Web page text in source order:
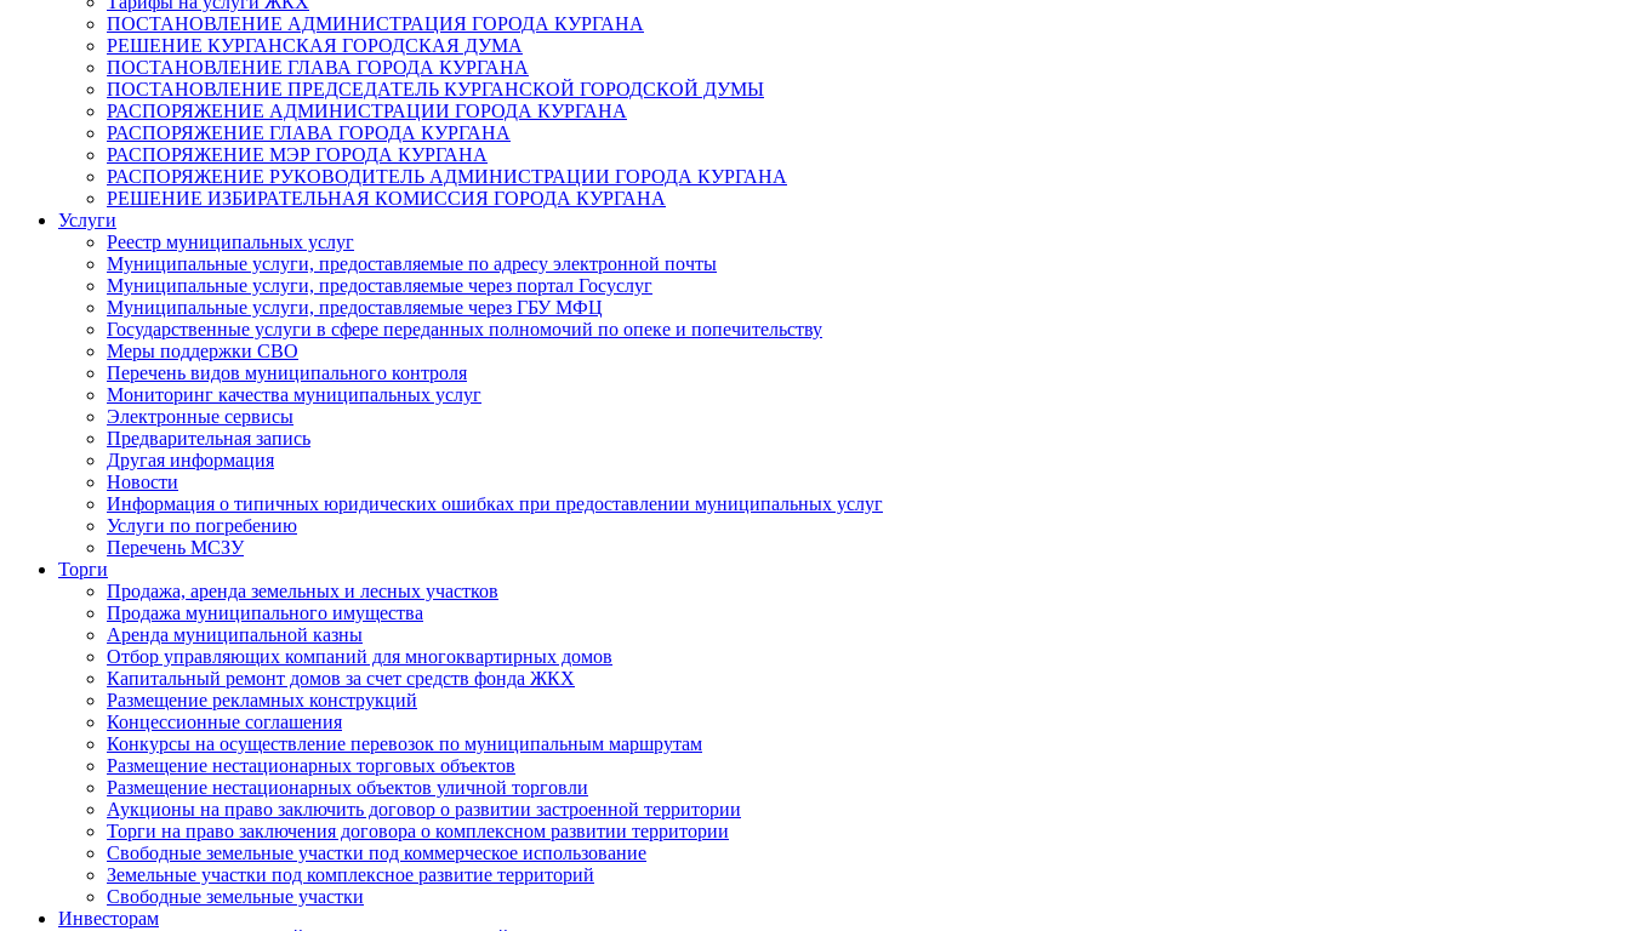
ПОСТАНОВЛЕНИЕ АДМИНИСТРАЦИЯ ГОРОДА КУРГАНА
РЕШЕНИЕ КУРГАНСКАЯ ГОРОДСКАЯ ДУМА
ПОСТАНОВЛЕНИЕ ГЛАВА ГОРОДА КУРГАНА
ПОСТАНОВЛЕНИЕ ПРЕДСЕДАТЕЛЬ КУРГАНСКОЙ ГОРОДСКОЙ ДУМЫ
РАСПОРЯЖЕНИЕ АДМИНИСТРАЦИИ ГОРОДА КУРГАНА
РАСПОРЯЖЕНИЕ ГЛАВА ГОРОДА КУРГАНА
РАСПОРЯЖЕНИЕ МЭР ГОРОДА КУРГАНА
РАСПОРЯЖЕНИЕ РУКОВОДИТЕЛЬ АДМИНИСТРАЦИИ ГОРОДА КУРГАНА
РЕШЕНИЕ ИЗБИРАТЕЛЬНАЯ КОМИССИЯ ГОРОДА КУРГАНА
Услуги
Реестр муниципальных услуг
Муниципальные услуги, предоставляемые по адресу электронной почты
Муниципальные услуги, предоставляемые через портал Госуслуг
Муниципальные услуги, предоставляемые через ГБУ МФЦ
Государственные услуги в сфере переданных полномочий по опеке и попечительству
Меры поддержки СВО
Перечень видов муниципального контроля
Мониторинг качества муниципальных услуг
Электронные сервисы
Предварительная запись
Другая информация
Новости
Информация о типичных юридических ошибках при предоставлении муниципальных услуг
Услуги по погребению
Перечень МСЗУ
Торги
Продажа, аренда земельных и лесных участков
Продажа муниципального имущества
Аренда муниципальной казны
Отбор управляющих компаний для многоквартирных домов
Капитальный ремонт домов за счет средств фонда ЖКХ
Размещение рекламных конструкций
Концессионные соглашения
Конкурсы на осуществление перевозок по муниципальным маршрутам
Размещение нестационарных торговых объектов
Размещение нестационарных объектов уличной торговли
Аукционы на право заключить договор о развитии застроенной территории
Торги на право заключения договора о комплексном развитии территории
Свободные земельные участки под коммерческое использование
Земельные участки под комплексное развитие территорий
Свободные земельные участки
Инвесторам